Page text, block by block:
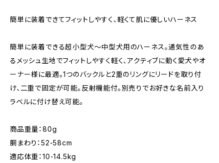
簡単に装着できてフィットしやすく、軽くて肌に優しいハーネス
簡単に装着できる超小型犬～中型犬用のハーネス。通気性のあ
るメッシュ生地でフィットしやすく軽く、アクティブに動く愛犬やオ
ーナー様に最適。1つのバックルと2重のリングにリードを取り付
け、二重で固定が可能。反射機能付。別売りでお好きな名前入り
ラベルに付け替え可能。
商品重量：80g
胴まわり：52-58cm
適応体重：10-14.5kg